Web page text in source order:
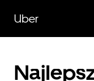
głównej
zawartości
Uber